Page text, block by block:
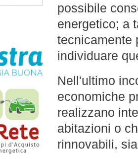
possibile
energetico; a
tecnicamente
individuare
Nell'ultimo
economiche
realizzano
abitazioni o
rinnovabili,